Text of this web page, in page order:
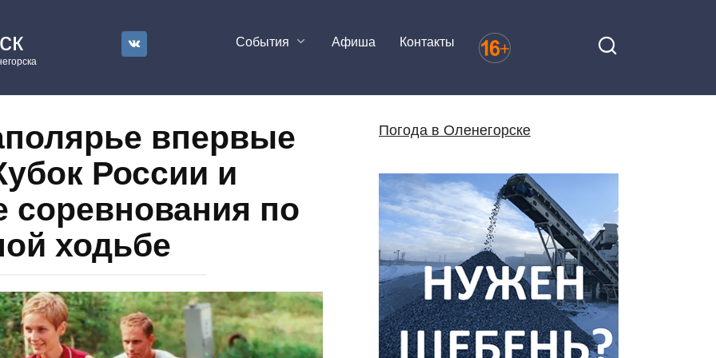
События Афиша Контакты
впервые
России и
соревнования по
ходьбе
Погода в Оленегорске